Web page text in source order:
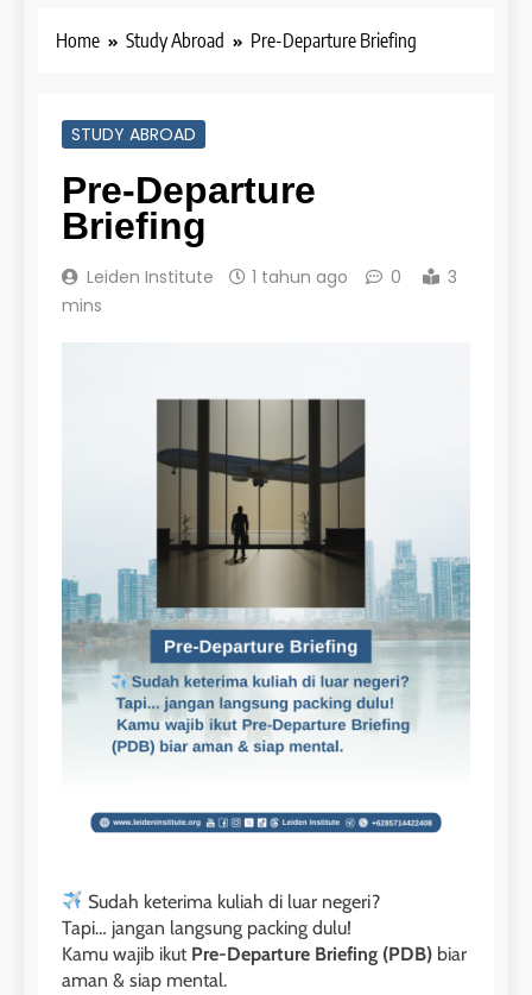
Home Study Abroad Pre-Departure Briefing
STUDY ABROAD
Pre-Departure
Briefing
Leiden Institute 1 tahun ago 0
3
mins
Sudah keterima kuliah di luar negeri?
Tapi… jangan langsung packing dulu!
Kamu wajib ikut Pre-Departure Briefing (PDB) biar
aman & siap mental.